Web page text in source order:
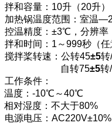
拌和容量：10升（20升）
加热锅温度范围：室温
控温精度：±3℃，分辨
拌和时间：1～999秒（
搅拌桨转速：公转45±5转
转75±5转
工作条件：
度：-10℃～40℃
对湿度：不大于80%
电源电压：